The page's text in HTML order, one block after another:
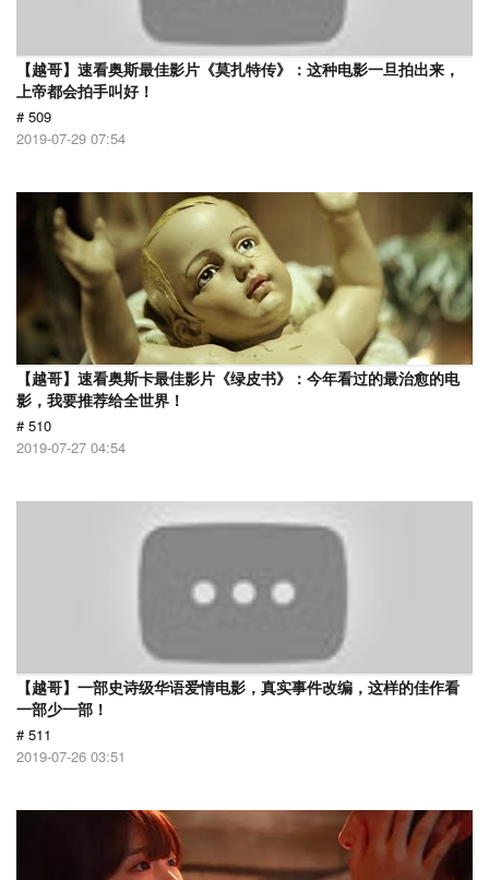
【越哥】速看奥斯最佳影片《莫扎特传》：这种电影一旦拍出来，
上帝都会拍手叫好！
# 509
2019-07-29 07:54
【越哥】速看奥斯卡最佳影片《绿皮书》：今年看过的最治愈的电
影，我要推荐给全世界！
# 510
2019-07-27 04:54
【越哥】一部史诗级华语爱情电影，真实事件改编，这样的佳作看
一部少一部！
# 511
2019-07-26 03:51